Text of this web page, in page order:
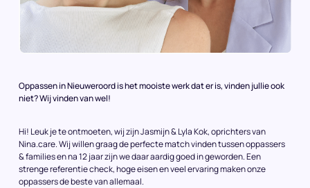
Oppassen in Nieuweroord is het mooiste werk dat er is, vinden jullie ook
niet? Wij vinden van wel!
Hi! Leuk je te ontmoeten, wij zijn Jasmijn & Lyla Kok, oprichters van
Nina.care. Wij willen graag de perfecte match vinden tussen oppassers
& families en na 12 jaar zijn we daar aardig goed in geworden. Een
strenge referentie check, hoge eisen en veel ervaring maken onze
oppassers de beste van allemaal.